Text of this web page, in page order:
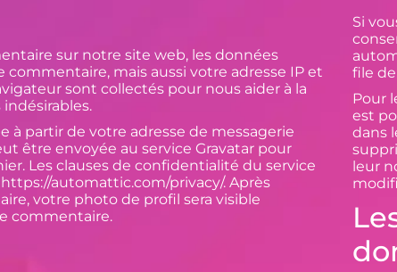
sur notre site web, les données
commentaire, mais aussi votre adresse IP et
sont collectés pour nous aider à la
à partir de votre adresse de messagerie
être envoyée au service Gravatar pour
Les clauses de confidentialité du service
automattic.com/privacy/. Après
votre photo de profil sera visible
commentaire.
Si
file
Pour
est
dans
leur